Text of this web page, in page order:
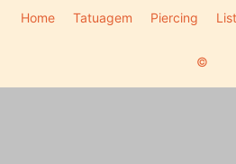
Home Tatuagem Piercing
©